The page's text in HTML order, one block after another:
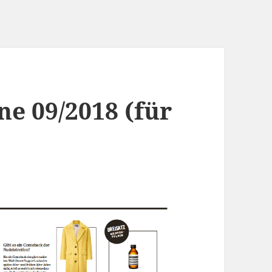
09/2018 (für